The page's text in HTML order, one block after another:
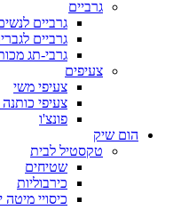
גרביים
גרביים
גרביים
גרבי-תג
צעיפים
צעיפי משי
צעיפי
פונצ'ו
הום שיק
טקסטיל לבית
שטיחים
כירבוליות
כיסויי מיטה